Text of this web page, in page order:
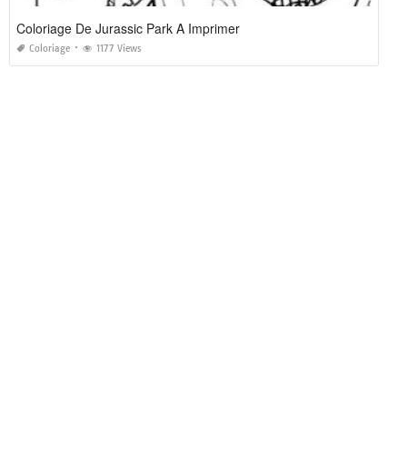
Coloriage De Jurassic Park A Imprimer
Coloriage 1177 Views